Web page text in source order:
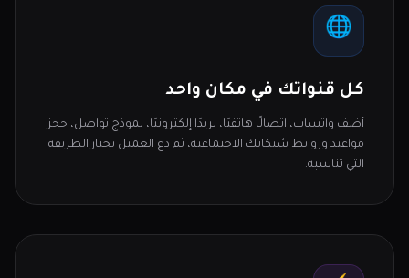
🌐
كل قنواتك في مكان واحد
أضف واتساب، اتصالًا هاتفيًا، بريدًا إلكترونيًا، نموذج تواصل، حجز
مواعيد وروابط شبكاتك الاجتماعية، ثم دع العميل يختار الطريقة
التي تناسبه.